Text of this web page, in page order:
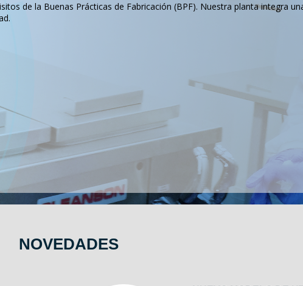
de la Buenas Prácticas de Fabricación (BPF). Nuestra planta integra
NOVEDADES